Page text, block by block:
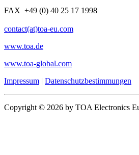
FAX +49 (0) 40 25 17 1998
contact(at)toa-eu.com
www.toa.de
www.toa-global.com
Impressum | Datenschutzbestimmungen
Copyright © 2026 by TOA Electronics